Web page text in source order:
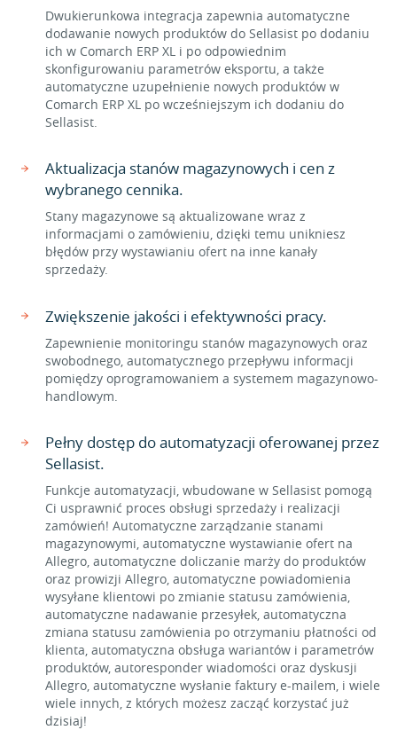
Dwukierunkowa integracja zapewnia automatyczne
dodawanie nowych produktów do Sellasist po dodaniu
ich w Comarch ERP XL i po odpowiednim
skonfigurowaniu parametrów eksportu, a także
automatyczne uzupełnienie nowych produktów w
Comarch ERP XL po wcześniejszym ich dodaniu do
Sellasist.
Aktualizacja stanów magazynowych i cen z
wybranego cennika.
Stany magazynowe są aktualizowane wraz z
informacjami o zamówieniu, dzięki temu unikniesz
błędów przy wystawianiu ofert na inne kanały
sprzedaży.
Zwiększenie jakości i efektywności pracy.
Zapewnienie monitoringu stanów magazynowych oraz
swobodnego, automatycznego przepływu informacji
pomiędzy oprogramowaniem a systemem magazynowo-
handlowym.
Pełny dostęp do automatyzacji oferowanej przez
Sellasist.
Funkcje automatyzacji, wbudowane w Sellasist pomogą
Ci usprawnić proces obsługi sprzedaży i realizacji
zamówień! Automatyczne zarządzanie stanami
magazynowymi, automatyczne wystawianie ofert na
Allegro, automatyczne doliczanie marży do produktów
oraz prowizji Allegro, automatyczne powiadomienia
wysyłane klientowi po zmianie statusu zamówienia,
automatyczne nadawanie przesyłek, automatyczna
zmiana statusu zamówienia po otrzymaniu płatności od
klienta, automatyczna obsługa wariantów i parametrów
produktów, autoresponder wiadomości oraz dyskusji
Allegro, automatyczne wysłanie faktury e-mailem, i wiele
wiele innych, z których możesz zacząć korzystać już
dzisiaj!